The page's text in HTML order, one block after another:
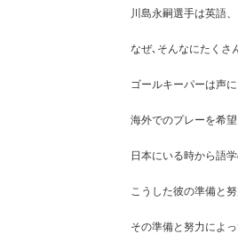
川島永嗣選手は英語
なぜ､そんなにたくさ
ゴールキーパーは声
海外でのプレーを希
日本にいる時から語
こうした彼の準備と
その準備と努力によ